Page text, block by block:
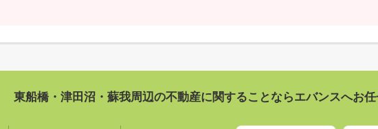
東船橋・津田沼・蘇我周辺の不動産に関することならエバンスへお